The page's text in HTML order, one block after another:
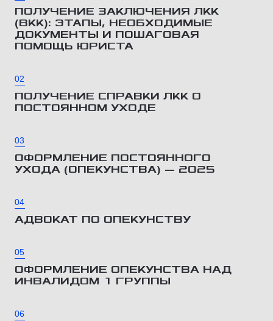
ПОЛУЧЕНИЕ ЗАКЛЮЧЕНИЯ ЛКК
(ВКК): ЭТАПЫ, НЕОБХОДИМЫЕ
ДОКУМЕНТЫ И ПОШАГОВАЯ
ПОМОЩЬ ЮРИСТА
02
ПОЛУЧЕНИЕ СПРАВКИ ЛКК О
ПОСТОЯННОМ УХОДЕ
03
ОФОРМЛЕНИЕ ПОСТОЯННОГО
УХОДА (ОПЕКУНСТВА) — 2025
04
АДВОКАТ ПО ОПЕКУНСТВУ
05
ОФОРМЛЕНИЕ ОПЕКУНСТВА НАД
ИНВАЛИДОМ 1 ГРУППЫ
06